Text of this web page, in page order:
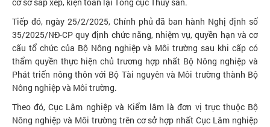
Tiếp đó, ngày 25/2/2025, Chính phủ đã ban hành Nghị định số
35/2025/NĐ-CP quy định chức năng, nhiệm vụ, quyền hạn và cơ
cấu tổ chức của Bộ Nông nghiệp và Môi trường sau khi cấp có
thẩm quyền thực hiện chủ trương hợp nhất Bộ Nông nghiệp và
Phát triển nông thôn với Bộ Tài nguyên và Môi trường thành Bộ
Nông nghiệp và Môi trường.
Theo đó, Cục Lâm nghiệp và Kiểm lâm là đơn vị trực thuộc Bộ
Nông nghiệp và Môi trường trên cơ sở hợp nhất Cục Lâm nghiệp